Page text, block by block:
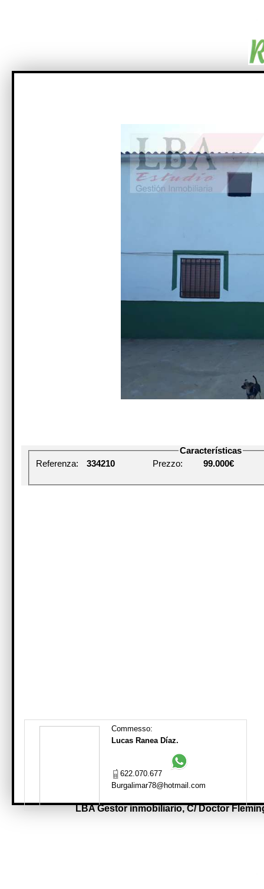
Características
Referenza:
334210 Prezzo: 99.000€
Commesso:
Lucas Ranea Díaz.
622.070.677
Burgalimar78@hotmail.com
LBA Gestor inmobiliario,C/ Doctor